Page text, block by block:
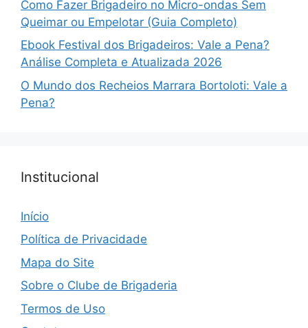
Como Fazer Brigadeiro no Micro-ondas Sem
Queimar ou Empelotar (Guia Completo)
Ebook Festival dos Brigadeiros: Vale a Pena?
Análise Completa e Atualizada 2026
O Mundo dos Recheios Marrara Bortoloti: Vale a
Pena?
Institucional
Início
Política de Privacidade
Mapa do Site
Sobre o Clube de Brigaderia
Termos de Uso